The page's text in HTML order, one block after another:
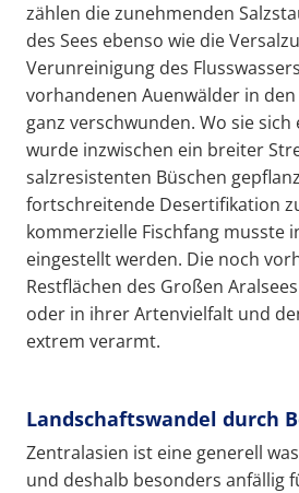
zählen die zunehmenden
des Sees ebenso wie die
Verunreinigung des
vorhandenen Auenwälder in
ganz verschwunden. Wo sie
wurde inzwischen ein breiter
salzresistenten Büschen
fortschreitende Desertifikation
kommerzielle Fischfang musste
eingestellt werden. Die noch
Restflächen des Großen
oder in ihrer Artenvielfalt und
extrem verarmt.
Landschaftswandel durch
Zentralasien ist eine generell
und deshalb besonders anfällig